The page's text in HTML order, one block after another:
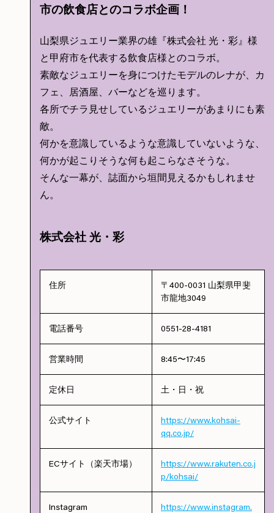
市の飲食店とのコラボ企画！
山梨県ジュエリー業界の雄『株式会社 光・彩』様
と甲府市を代表する飲食店様とのコラボ。
素敵なジュエリーを身につけたモデルのレナが、カ
フェ、居酒屋、バーなどを巡ります。
各所でチラ見せしているジュエリーがあまりにも素
敵。
何かを意識しているような意識していないような、
何かが起こりそうな何も起こらなさそうな。
そんな一幕が、誌面から垣間見えるかもしれませ
ん。
株式会社 光・彩
住所
〒400-0031 山梨県甲斐
市龍地3049
電話番号 0551-28-4181
営業時間 8:45〜17:45
定休日 土・日・祝
公式サイト
https://www.kohsai-
qq.co.jp/
ECサイト（楽天市場）
https://www.rakuten.co.j
p/kohsai/
Instagram
https://www.instagram.